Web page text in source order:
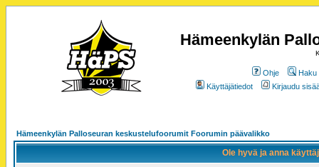
Hämeenkylän
Ohje
Haku
Käyttäjätiedot
Kirjaudu
Hämeenkylän Palloseuran keskustelufoorumit Foorumin päävalikko
Ole hyvä ja anna